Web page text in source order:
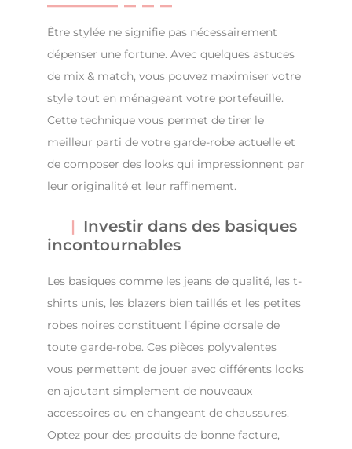
Être stylée ne signifie pas nécessairement
dépenser une fortune. Avec quelques astuces
de mix & match, vous pouvez maximiser votre
style tout en ménageant votre portefeuille.
Cette technique vous permet de tirer le
meilleur parti de votre garde-robe actuelle et
de composer des looks qui impressionnent par
leur originalité et leur raffinement.
Investir dans des basiques
incontournables
Les basiques comme les jeans de qualité, les t-
shirts unis, les blazers bien taillés et les petites
robes noires constituent l’épine dorsale de
toute garde-robe. Ces pièces polyvalentes
vous permettent de jouer avec différents looks
en ajoutant simplement de nouveaux
accessoires ou en changeant de chaussures.
Optez pour des produits de bonne facture,